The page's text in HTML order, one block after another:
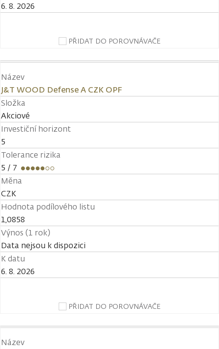
6. 8. 2026
PŘIDAT DO POROVNÁVAČE
Název
J&T WOOD Defense A CZK OPF
Složka
Akciové
Investiční horizont
5
Tolerance rizika
5 / 7
Měna
CZK
Hodnota podílového listu
1,0858
Výnos (1 rok)
Data nejsou k dispozici
K datu
6. 8. 2026
PŘIDAT DO POROVNÁVAČE
Název